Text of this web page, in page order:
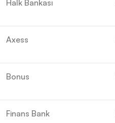
Halk Bankası
Axess
Bonus
Finans Bank